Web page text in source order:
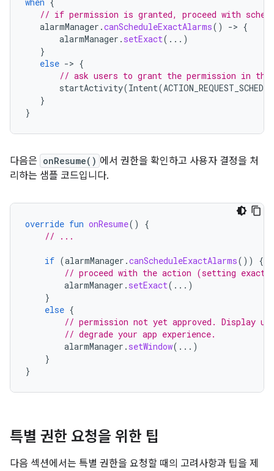
// if permission is granted, proceed with
alarmManager .canScheduleExactAlarms() -> {
alarmManager . setExact(...)
}
else -> {
// ask users to grant the permission in the
startActivity(Intent(
}
}
다음은 onResume() 에서 권한을 확인하고 사용자 결정을 처
리하는 샘플 코드입니다.
override fun onResume()
{
// ...
if (alarmManager .canScheduleExactAlarms())
{
// proceed with the action (setting exact
alarmManager . setExact(...)
}
else {
// permission not yet approved. Display
// degrade your app experience.
alarmManager . setWindow(...)
}
}
특별 권한 요청을 위한 팁
다음 섹션에서는 특별 권한을 요청할 때의 고려사항과 팁을 제